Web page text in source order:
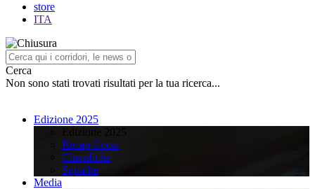
store
ITA
Cerca
Non sono stati trovati risultati per la tua ricerca...
Edizione 2025
Recap Corsa
Classifiche
Squadre
Media